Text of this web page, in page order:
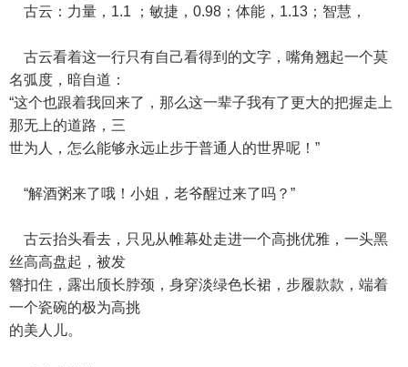
古云：力量，1.1 ；敏捷，0.98；体能，1.13；智慧，
古云看着这一行只有自己看得到的文字，嘴角翘起一个莫
名弧度，暗自道：
“这个也跟着我回来了，那么这一辈子我有了更大的把握走上
那无上的道路，三
世为人，怎么能够永远止步于普通人的世界呢！”
“解酒粥来了哦！小姐，老爷醒过来了吗？”
古云抬头看去，只见从帷幕处走进一个高挑优雅，一头黑
丝高高盘起，被发
簪扣住，露出颀长脖颈，身穿淡绿色长裙，步履款款，端着
一个瓷碗的极为高挑
的美人儿。